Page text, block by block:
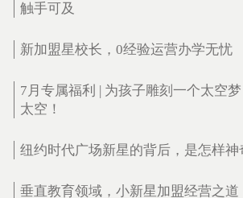
触手可及
新加盟星校长，0经验运营办学无忧
7月专属福利 | 为孩子雕刻一个太空
太空！
纽约时代广场新星的背后，是怎样神
垂直教育领域，小新星加盟经营之道